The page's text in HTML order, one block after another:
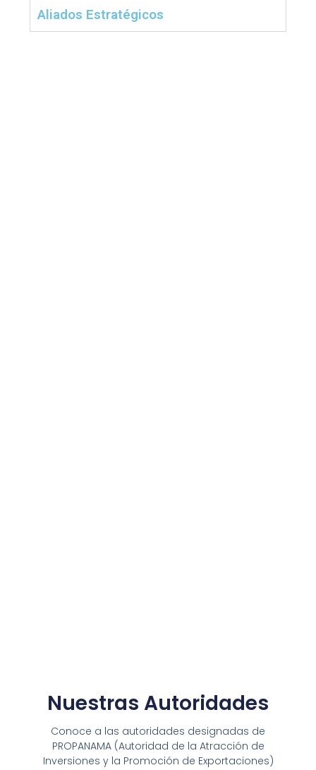
Aliados Estratégicos
Nuestras Autoridades
Conoce a las autoridades designadas de
PROPANAMA (Autoridad de la Atracción de
Inversiones y la Promoción de Exportaciones)